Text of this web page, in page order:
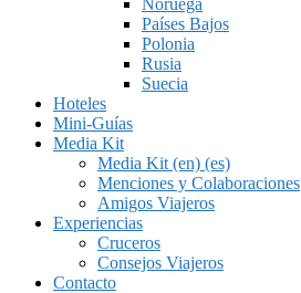
Noruega
Países Bajos
Polonia
Rusia
Suecia
Hoteles
Mini-Guías
Media Kit
Media Kit (en) (es)
Menciones y Colaboraciones
Amigos Viajeros
Experiencias
Cruceros
Consejos Viajeros
Contacto